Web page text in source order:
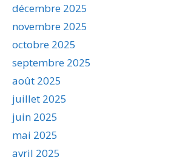
décembre 2025
novembre 2025
octobre 2025
septembre 2025
août 2025
juillet 2025
juin 2025
mai 2025
avril 2025